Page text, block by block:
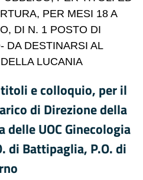
PER MESI 18 A
DI N. 1 POSTO DI
DA DESTINARSI AL
LUCANIA
e colloquio, per il
di Direzione della
UOC Ginecologia
di Battipaglia, P.O. di